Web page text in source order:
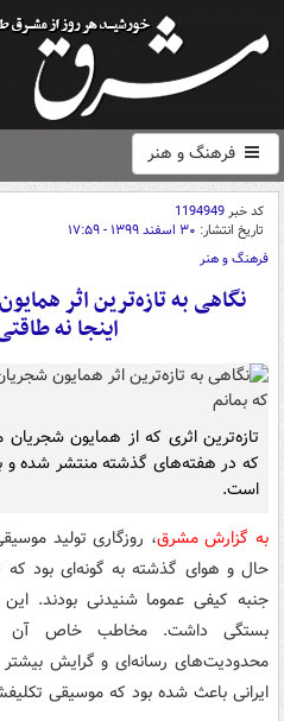
فرهنگ و هنر
کد خبر1194949
تاریخ انتشار: ۳۰ اسفند ۱۳۹۹ - ۱۷:۵۹
فرهنگ و هنر
نگاهی به تازه‌ترین اثر
اینجا نه
تازه‌ترین اثری که از همایون
که در هفته‌های گذشته منتشر شده و
است.
به گزارش مشرق، روزگاری تولید
حال و هوای گذشته به گونه‌ای بود که
جنبه کیفی عموما شنیدنی بودند.
بستگی داشت. مخاطب خاص آن
محدودیت‌های رسانه‌ای و گرایش
ایرانی باعث شده بود که موسیقی